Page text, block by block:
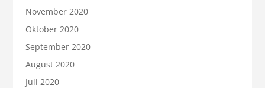
November 2020
Oktober 2020
September 2020
August 2020
Juli 2020